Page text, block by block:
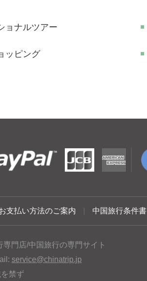
ョナルツアー
ッピング
支払い方法のご案内 中国旅行条件書
門店/中国旅行の専門サイト
service@chinatrip.jp
禁ず